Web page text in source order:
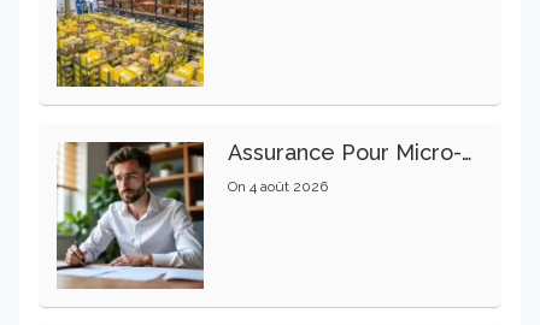
Assurance Pour Micro-Entrepreneur : Les Garanties Essentielles À Connaître
On 4 août 2026